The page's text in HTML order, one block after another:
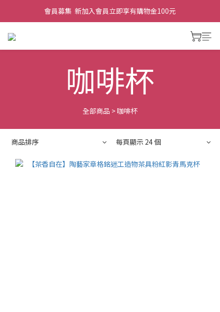
會員募集  新加入會員立即享有購物金100元
咖啡杯
全部商品 > 咖啡杯
商品排序 每頁顯示 24 個